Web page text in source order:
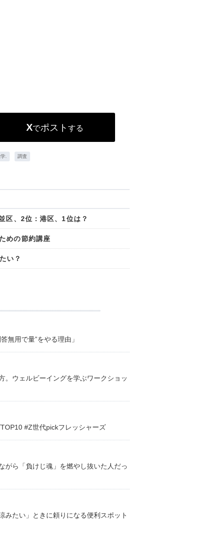
Xでポスト する
. 調査
区、2位：港区、1位は？
めの節約講座
い？
用で量”をやる理由」
。ウェルビーイングを学ぶワークショッ
#Z世代pickフレッシャーズ
がら「負けじ魂」を燃やし抜いた人だっ
みたい」ときに頼りになる便利スポット